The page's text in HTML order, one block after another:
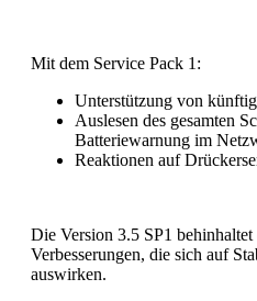
Mit dem Service Pack 1:
Unterstützung von
Auslesen des gesamten
Batteriewarnung im
Reaktionen auf
Die Version 3.5 SP1 behinhaltet
Verbesserungen, die sich auf
auswirken.